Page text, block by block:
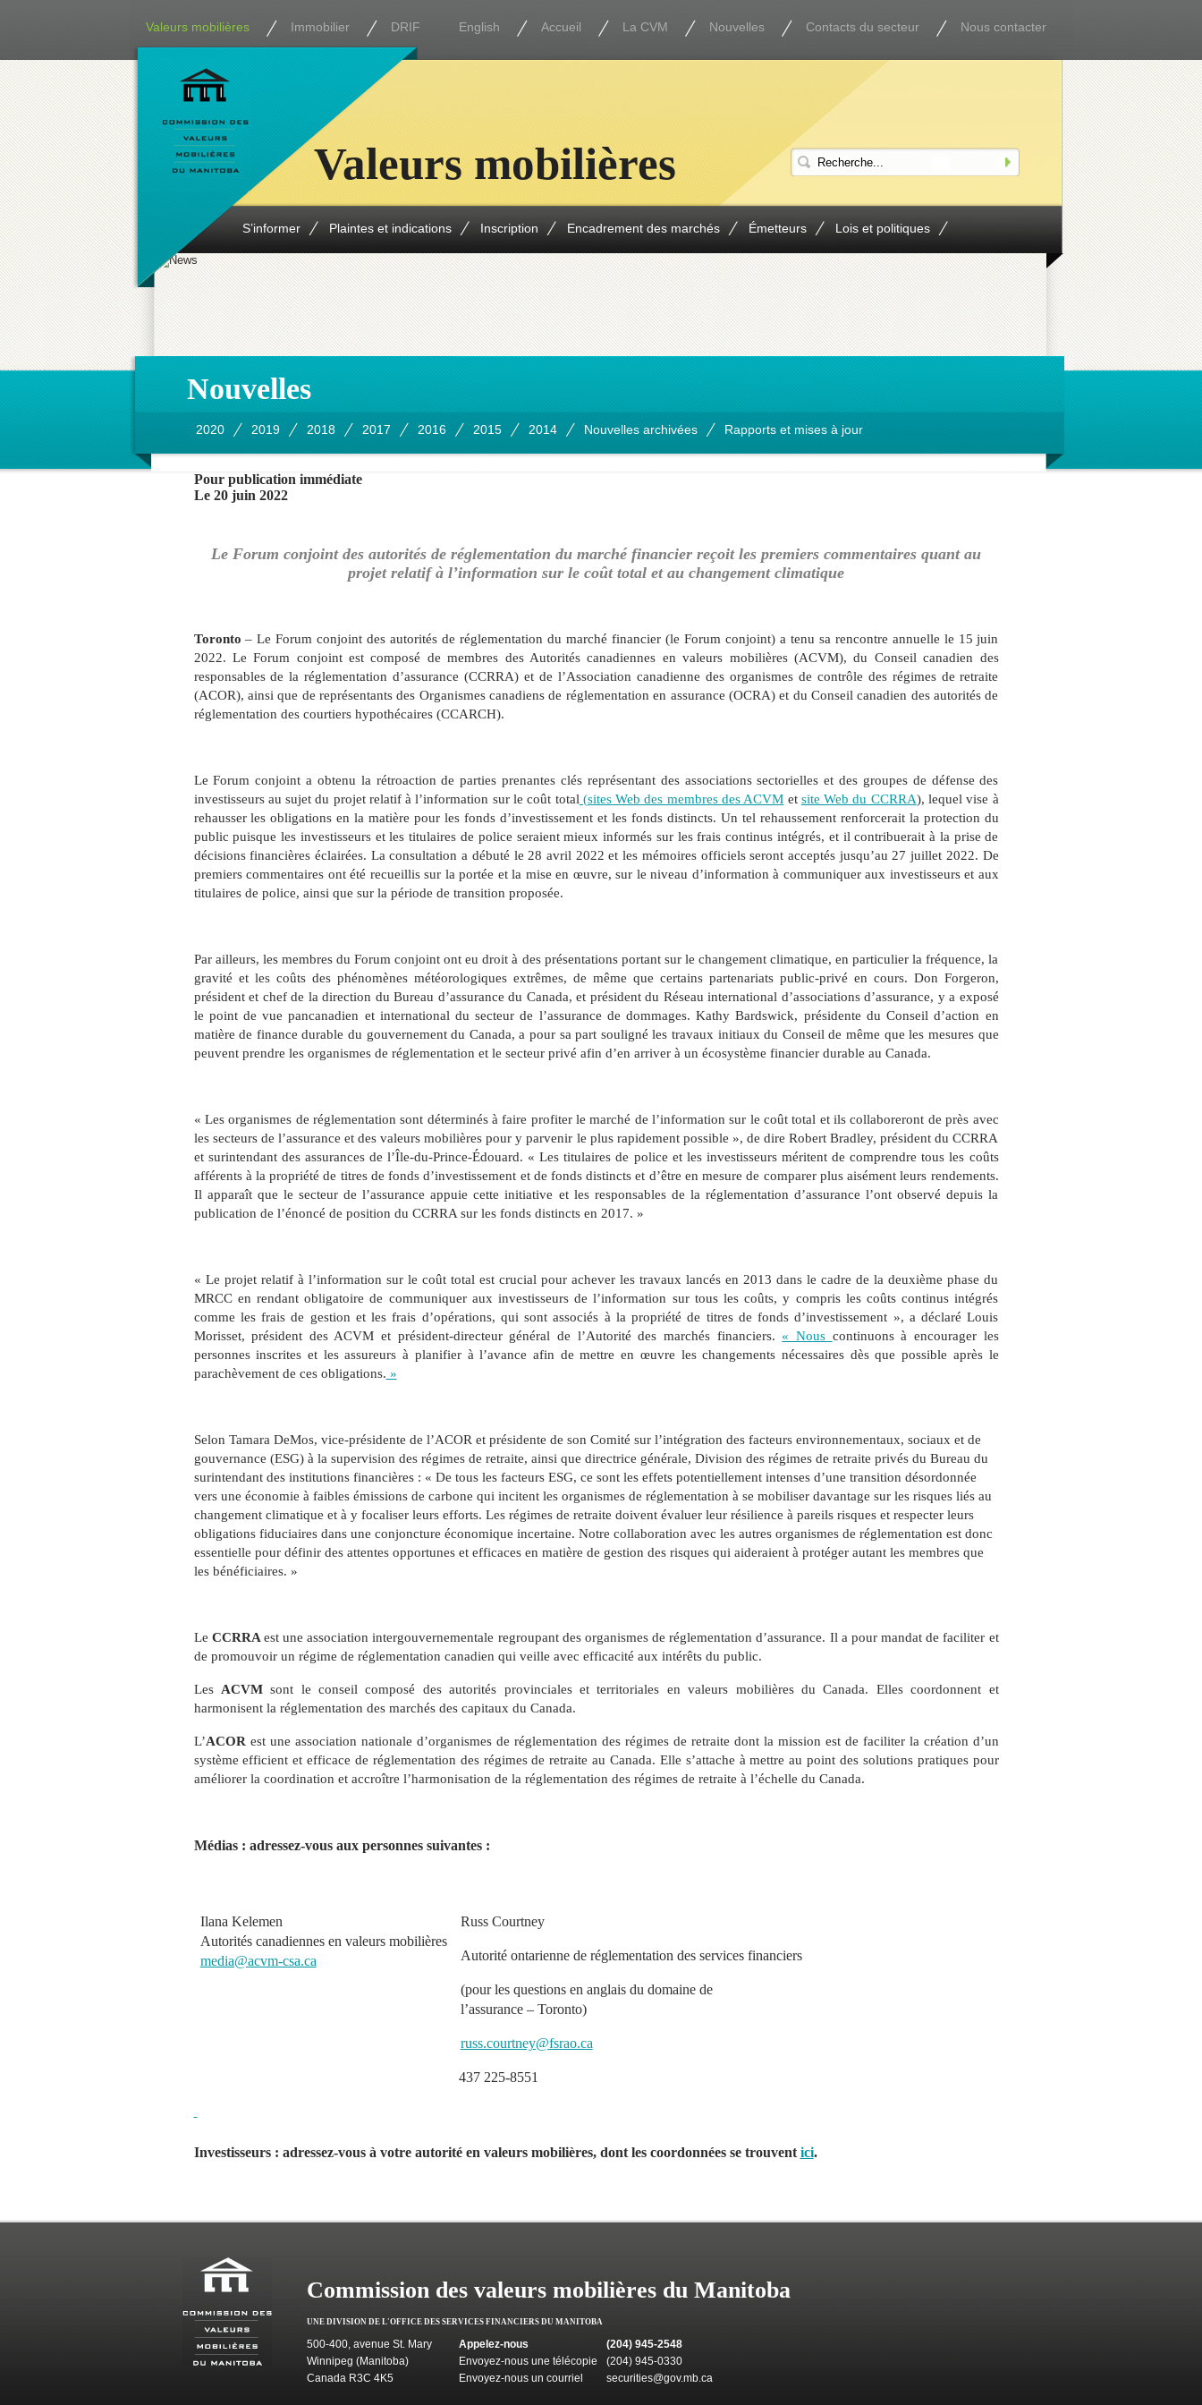
Valeurs mobilières Immobilier DRIF English Accueil La CVM Nouvelles Contacts du secteur Nous contacter
S’informer Plaintes et indications Inscription Encadrement des marchés Émetteurs Lois et politiques
Valeurs mobilières
Nouvelles
2020 2019 2018 2017 2016 2015 2014 Nouvelles archivées Rapports et mises à jour
Pour publication immédiate
Le 20 juin 2022
Le Forum conjoint des autorités de réglementation du marché financier reçoit les premiers commentaires quant au
projet relatif à l’information sur le coût total et au changement climatique
Toronto – Le Forum conjoint des autorités de réglementation du marché financier (le Forum conjoint) a tenu sa rencontre annuelle le 15 juin
2022. Le Forum conjoint est composé de membres des Autorités canadiennes en valeurs mobilières (ACVM), du Conseil canadien des
responsables de la réglementation d’assurance (CCRRA) et de l’Association canadienne des organismes de contrôle des régimes de retraite
(ACOR), ainsi que de représentants des Organismes canadiens de réglementation en assurance (OCRA) et du Conseil canadien des autorités de
réglementation des courtiers hypothécaires (CCARCH).
Le Forum conjoint a obtenu la rétroaction de parties prenantes clés représentant des associations sectorielles et des groupes de défense des
investisseurs au sujet du projet relatif à l’information sur le coût total (sites Web des membres des ACVM et site Web du CCRRA), lequel vise à
rehausser les obligations en la matière pour les fonds d’investissement et les fonds distincts. Un tel rehaussement renforcerait la protection du
public puisque les investisseurs et les titulaires de police seraient mieux informés sur les frais continus intégrés, et il contribuerait à la prise de
décisions financières éclairées. La consultation a débuté le 28 avril 2022 et les mémoires officiels seront acceptés jusqu’au 27 juillet 2022. De
premiers commentaires ont été recueillis sur la portée et la mise en œuvre, sur le niveau d’information à communiquer aux investisseurs et aux
titulaires de police, ainsi que sur la période de transition proposée.
Par ailleurs, les membres du Forum conjoint ont eu droit à des présentations portant sur le changement climatique, en particulier la fréquence, la
gravité et les coûts des phénomènes météorologiques extrêmes, de même que certains partenariats public-privé en cours. Don Forgeron,
président et chef de la direction du Bureau d’assurance du Canada, et président du Réseau international d’associations d’assurance, y a exposé
le point de vue pancanadien et international du secteur de l’assurance de dommages. Kathy Bardswick, présidente du Conseil d’action en
matière de finance durable du gouvernement du Canada, a pour sa part souligné les travaux initiaux du Conseil de même que les mesures que
peuvent prendre les organismes de réglementation et le secteur privé afin d’en arriver à un écosystème financier durable au Canada.
« Les organismes de réglementation sont déterminés à faire profiter le marché de l’information sur le coût total et ils collaboreront de près avec
les secteurs de l’assurance et des valeurs mobilières pour y parvenir le plus rapidement possible », de dire Robert Bradley, président du CCRRA
et surintendant des assurances de l’Île-du-Prince-Édouard. « Les titulaires de police et les investisseurs méritent de comprendre tous les coûts
afférents à la propriété de titres de fonds d’investissement et de fonds distincts et d’être en mesure de comparer plus aisément leurs rendements.
Il apparaît que le secteur de l’assurance appuie cette initiative et les responsables de la réglementation d’assurance l’ont observé depuis la
publication de l’énoncé de position du CCRRA sur les fonds distincts en 2017. »
« Le projet relatif à l’information sur le coût total est crucial pour achever les travaux lancés en 2013 dans le cadre de la deuxième phase du
MRCC en rendant obligatoire de communiquer aux investisseurs de l’information sur tous les coûts, y compris les coûts continus intégrés
comme les frais de gestion et les frais d’opérations, qui sont associés à la propriété de titres de fonds d’investissement », a déclaré Louis
Morisset, président des ACVM et président-directeur général de l’Autorité des marchés financiers. « Nous continuons à encourager les
personnes inscrites et les assureurs à planifier à l’avance afin de mettre en œuvre les changements nécessaires dès que possible après le
parachèvement de ces obligations. »
Selon Tamara DeMos, vice-présidente de l’ACOR et présidente de son Comité sur l’intégration des facteurs environnementaux, sociaux et de
gouvernance (ESG) à la supervision des régimes de retraite, ainsi que directrice générale, Division des régimes de retraite privés du Bureau du
surintendant des institutions financières : « De tous les facteurs ESG, ce sont les effets potentiellement intenses d’une transition désordonnée
vers une économie à faibles émissions de carbone qui incitent les organismes de réglementation à se mobiliser davantage sur les risques liés au
changement climatique et à y focaliser leurs efforts. Les régimes de retraite doivent évaluer leur résilience à pareils risques et respecter leurs
obligations fiduciaires dans une conjoncture économique incertaine. Notre collaboration avec les autres organismes de réglementation est donc
essentielle pour définir des attentes opportunes et efficaces en matière de gestion des risques qui aideraient à protéger autant les membres que
les bénéficiaires. »
Le CCRRA est une association intergouvernementale regroupant des organismes de réglementation d’assurance. Il a pour mandat de faciliter et
de promouvoir un régime de réglementation canadien qui veille avec efficacité aux intérêts du public.
Les ACVMsont le conseil composé des autorités provinciales et territoriales en valeurs mobilières du Canada. Elles coordonnent et
harmonisent la réglementation des marchés des capitaux du Canada.
L’ACOR est une association nationale d’organismes de réglementation des régimes de retraite dont la mission est de faciliter la création d’un
système efficient et efficace de réglementation des régimes de retraite au Canada. Elle s’attache à mettre au point des solutions pratiques pour
améliorer la coordination et accroître l’harmonisation de la réglementation des régimes de retraite à l’échelle du Canada.
Médias : adressez-vous aux personnes suivantes :
Ilana Kelemen
Autorités canadiennes en valeurs mobilières
media@acvm-csa.ca
Russ Courtney
Autorité ontarienne de réglementation des services financiers
(pour les questions en anglais du domaine de
l’assurance – Toronto)
russ.courtney@fsrao.ca
437 225-8551
Investisseurs : adressez-vous à votre autorité en valeurs mobilières, dont les coordonnées se trouvent ici.
Commission des valeurs mobilières du Manitoba
UNE DIVISION DE L'OFFICE DES SERVICES FINANCIERS DU MANITOBA
500-400, avenue St. Mary
Winnipeg (Manitoba)
Canada R3C 4K5
Appelez-nous
(204) 945-2548
Envoyez-nous une télécopie
(204) 945-0330
Envoyez-nous un courriel
securities@gov.mb.ca